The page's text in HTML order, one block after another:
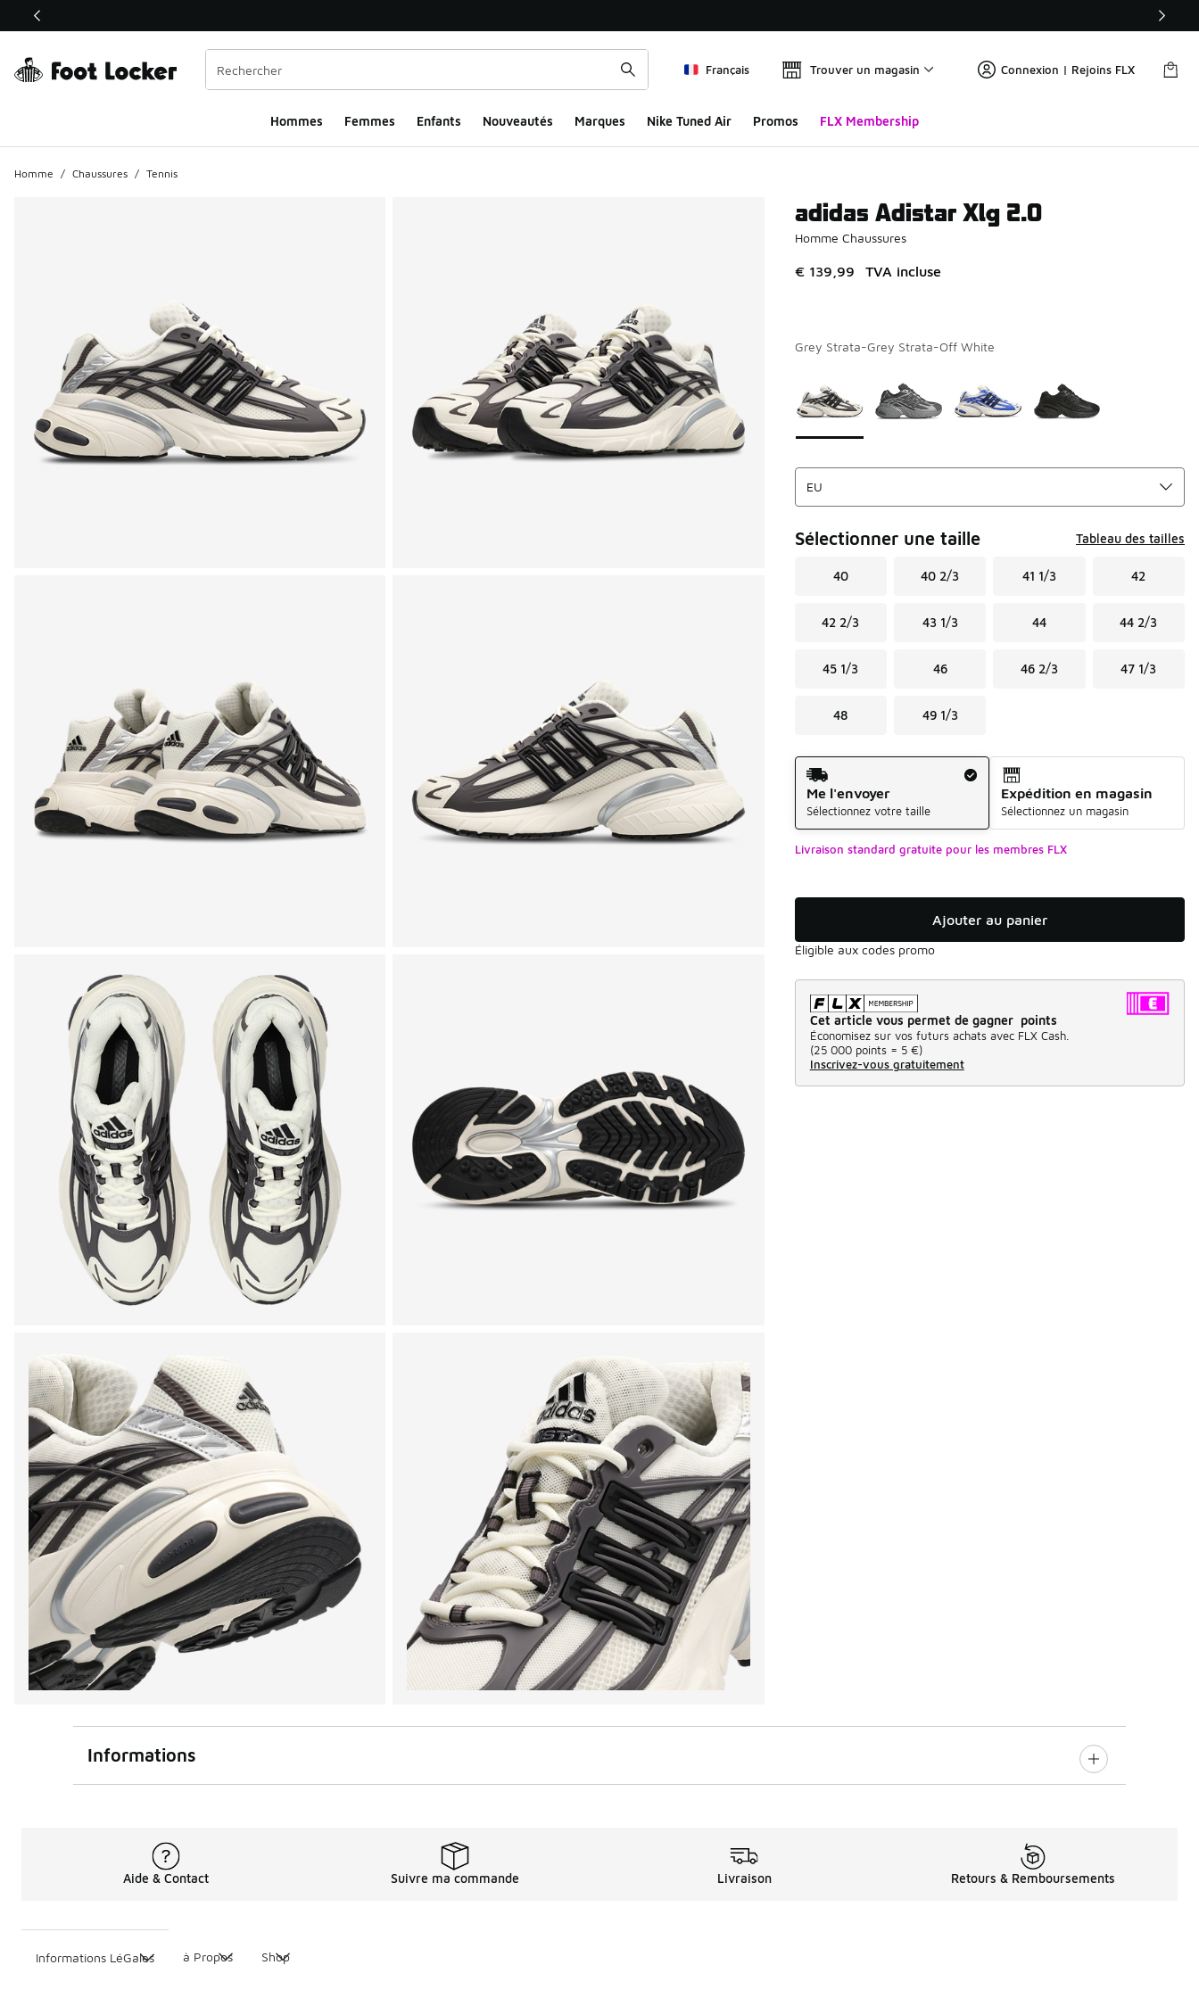
Ce lien ouvrira une nouvelle fenêtre
Français Trouver un magasin Connexion | Rejoins FLX
Hommes​ Femmes Enfants Nouveautés Marques Nike Tuned Air Promos FLX Membership
Homme / Chaussures / Tennis
adidas Adistar Xlg 2.0
Homme Chaussures
€ 139,99 TVA incluse
Grey Strata-Grey Strata-Off White
Sélectionner une taille Tableau des tailles
40 40 2/3 41 1/3 42
42 2/3 43 1/3 44 44 2/3
45 1/3 46 46 2/3 47 1/3
48 49 1/3
Mode d'expédition
Me l'envoyer
Sélectionnez votre taille
Expédition en magasin
Sélectionnez un magasin
Livraison standard gratuite pour les membres FLX
Ajouter au panier
Éligible aux codes promo
Cet article vous permet de gagner points
Économisez sur vos futurs achats avec FLX Cash.
(25 000 points = 5 €)
Inscrivez-vous gratuitement
Informations
Aide & Contact Suivre ma commande Livraison Retours & Remboursements
Informations LéGales à Propos Shop